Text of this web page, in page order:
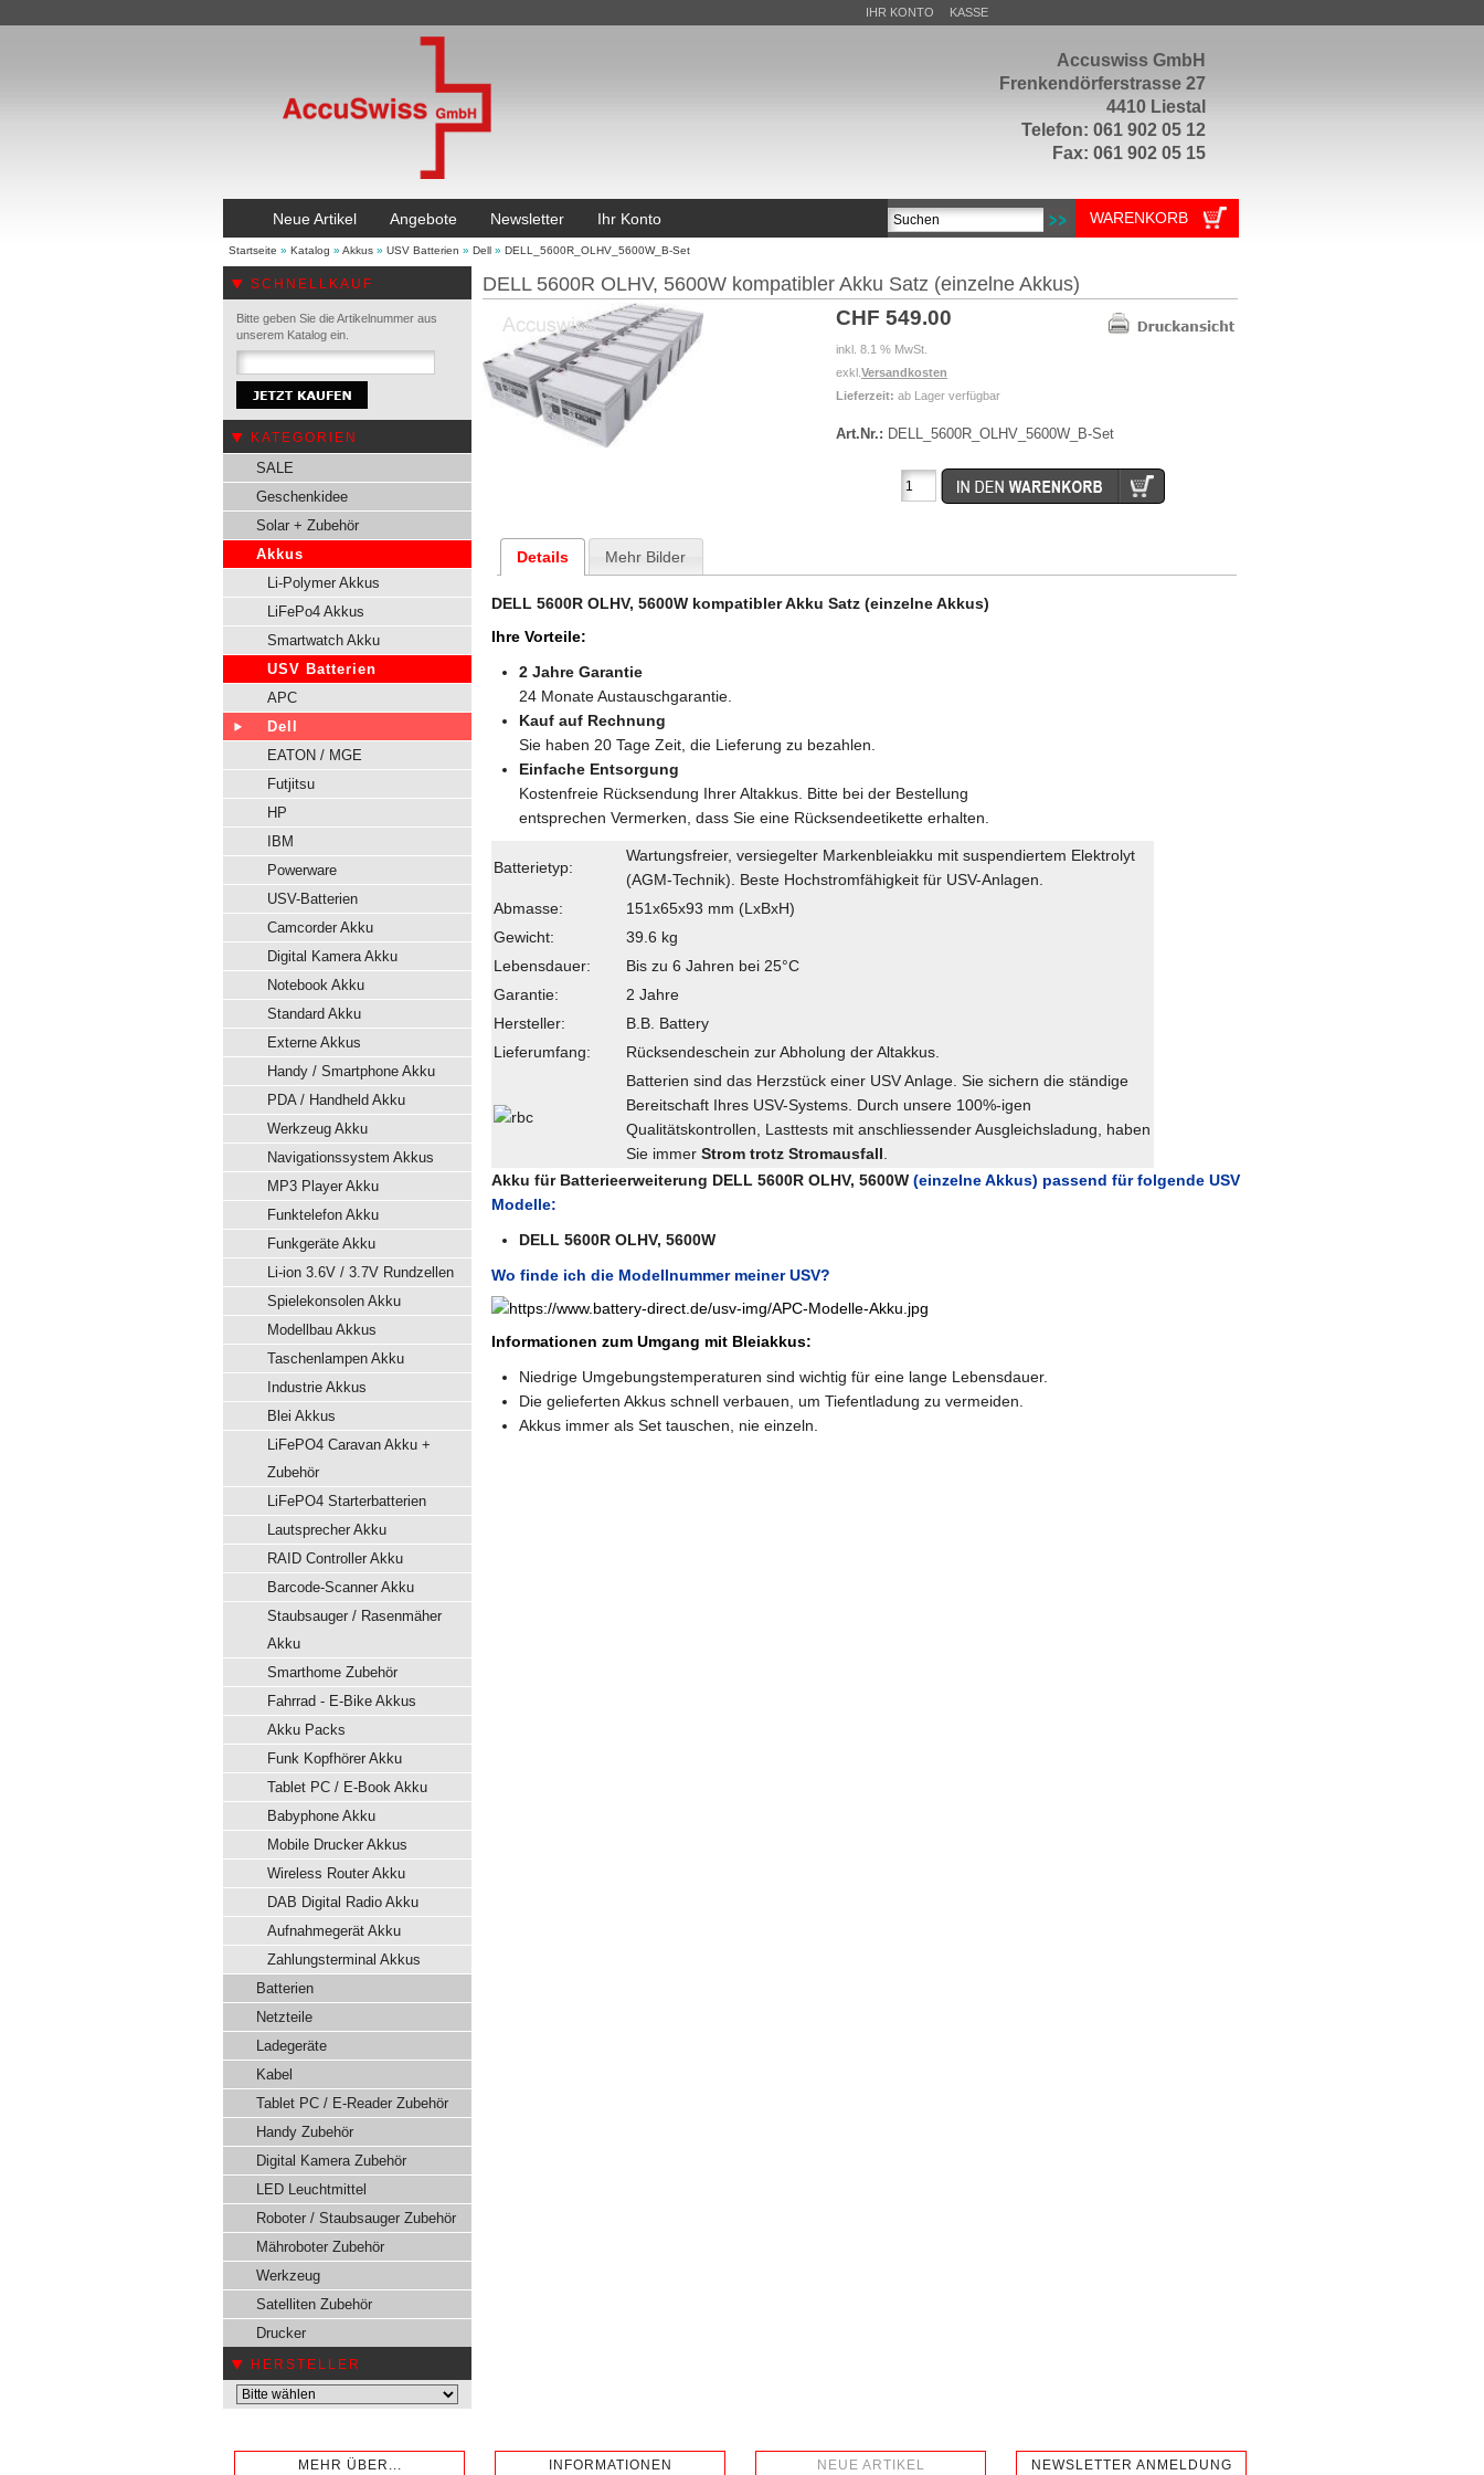
Accuswiss GmbH
Frenkendörferstrasse 27
4410 Liestal
Telefon: 061 902 05 12
Fax: 061 902 05 15
IHR KONTO KASSE
Neue Artikel Angebote Newsletter Ihr Konto WARENKORB
Startseite » Katalog » Akkus » USV Batterien » Dell » DELL_5600R_OLHV_5600W_B-Set
SCHNELLKAUF
Bitte geben Sie die Artikelnummer aus
unserem Katalog ein.
KATEGORIEN
SALE
Geschenkidee
Solar + Zubehör
Akkus
Li-Polymer Akkus
LiFePo4 Akkus
Smartwatch Akku
USV Batterien
APC
Dell
EATON / MGE
Futjitsu
HP
IBM
Powerware
USV-Batterien
Camcorder Akku
Digital Kamera Akku
Notebook Akku
Standard Akku
Externe Akkus
Handy / Smartphone Akku
PDA / Handheld Akku
Werkzeug Akku
Navigationssystem Akkus
MP3 Player Akku
Funktelefon Akku
Funkgeräte Akku
Li-ion 3.6V / 3.7V Rundzellen
Spielekonsolen Akku
Modellbau Akkus
Taschenlampen Akku
Industrie Akkus
Blei Akkus
LiFePO4 Caravan Akku +
Zubehör
LiFePO4 Starterbatterien
Lautsprecher Akku
RAID Controller Akku
Barcode-Scanner Akku
Staubsauger / Rasenmäher
Akku
Smarthome Zubehör
Fahrrad - E-Bike Akkus
Akku Packs
Funk Kopfhörer Akku
Tablet PC / E-Book Akku
Babyphone Akku
Mobile Drucker Akkus
Wireless Router Akku
DAB Digital Radio Akku
Aufnahmegerät Akku
Zahlungsterminal Akkus
Batterien
Netzteile
Ladegeräte
Kabel
Tablet PC / E-Reader Zubehör
Handy Zubehör
Digital Kamera Zubehör
LED Leuchtmittel
Roboter / Staubsauger Zubehör
Mähroboter Zubehör
Werkzeug
Satelliten Zubehör
Drucker
HERSTELLER
DELL 5600R OLHV, 5600W kompatibler Akku Satz (einzelne Akkus)
CHF 549.00
inkl. 8.1 % MwSt.
exkl. Versandkosten
Lieferzeit: ab Lager verfügbar
Art.Nr.: DELL_5600R_OLHV_5600W_B-Set
Details Mehr Bilder
DELL 5600R OLHV, 5600W kompatibler Akku Satz (einzelne Akkus)
Ihre Vorteile:
2 Jahre Garantie
24 Monate Austauschgarantie.
Kauf auf Rechnung
Sie haben 20 Tage Zeit, die Lieferung zu bezahlen.
Einfache Entsorgung
Kostenfreie Rücksendung Ihrer Altakkus. Bitte bei der Bestellung
entsprechen Vermerken, dass Sie eine Rücksendeetikette erhalten.
Batterietyp:
Wartungsfreier, versiegelter Markenbleiakku mit suspendiertem Elektrolyt
(AGM-Technik). Beste Hochstromfähigkeit für USV-Anlagen.
Abmasse:
151x65x93 mm (LxBxH)
Gewicht:
39.6 kg
Lebensdauer:
Bis zu 6 Jahren bei 25°C
Garantie:
2 Jahre
Hersteller:
B.B. Battery
Lieferumfang:
Rücksendeschein zur Abholung der Altakkus.
Batterien sind das Herzstück einer USV Anlage. Sie sichern die ständige
Bereitschaft Ihres USV-Systems. Durch unsere 100%-igen
Qualitätskontrollen, Lasttests mit anschliessender Ausgleichsladung, haben
Sie immerStrom trotz Stromausfall
Akku für Batterieerweiterung DELL 5600R OLHV, 5600W(einzelne Akkus) passend für folgende USV
Modelle:
DELL 5600R OLHV, 5600W
Wo finde ich die Modellnummer meiner USV?
Informationen zum Umgang mit Bleiakkus:
Niedrige Umgebungstemperaturen sind wichtig für eine lange Lebensdauer.
Die gelieferten Akkus schnell verbauen, um Tiefentladung zu vermeiden.
Akkus immer als Set tauschen, nie einzeln.
MEHR ÜBER... INFORMATIONEN NEUE ARTIKEL NEWSLETTER ANMELDUNG